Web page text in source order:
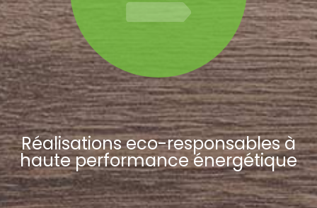
Réalisations eco-responsables à
haute performance énergétique